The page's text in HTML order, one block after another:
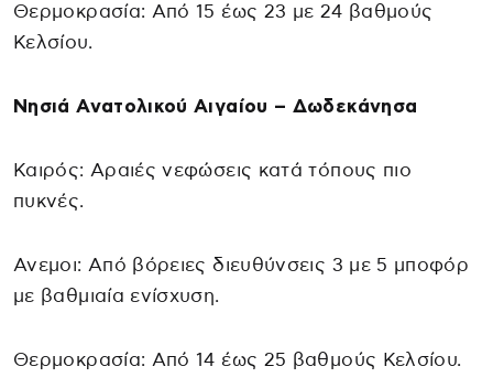
Θερμοκρασία: Από 15 έως 23 με 24 βαθμούς
Κελσίου.
Νησιά Ανατολικού Αιγαίου – Δωδεκάνησα
Καιρός: Αραιές νεφώσεις κατά τόπους πιο
πυκνές.
Ανεμοι: Από βόρειες διευθύνσεις 3 με 5 μποφόρ
με βαθμιαία ενίσχυση.
Θερμοκρασία: Από 14 έως 25 βαθμούς Κελσίου.